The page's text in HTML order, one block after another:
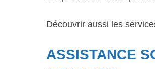
Découvrir aussi les
ASSISTANCE